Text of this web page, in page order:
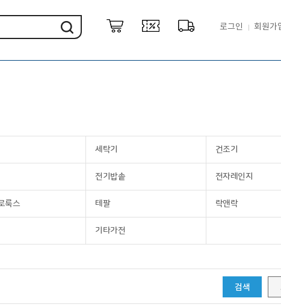
로그인 회원가
세탁기 건조기
전기밥솥 전자레인지
룩스 테팔 락앤락
기타가전
검색